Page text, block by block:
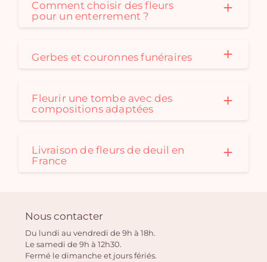
Comment choisir des fleurs
pour un enterrement ?
Gerbes et couronnes funéraires
Fleurir une tombe avec des
compositions adaptées
Livraison de fleurs de deuil en
France
Nous contacter
Du lundi au vendredi de 9h à 18h.
Le samedi de 9h à 12h30.
Fermé le dimanche et jours fériés.